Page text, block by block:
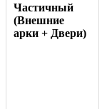
Частичный
(Внешние
арки + Двери)